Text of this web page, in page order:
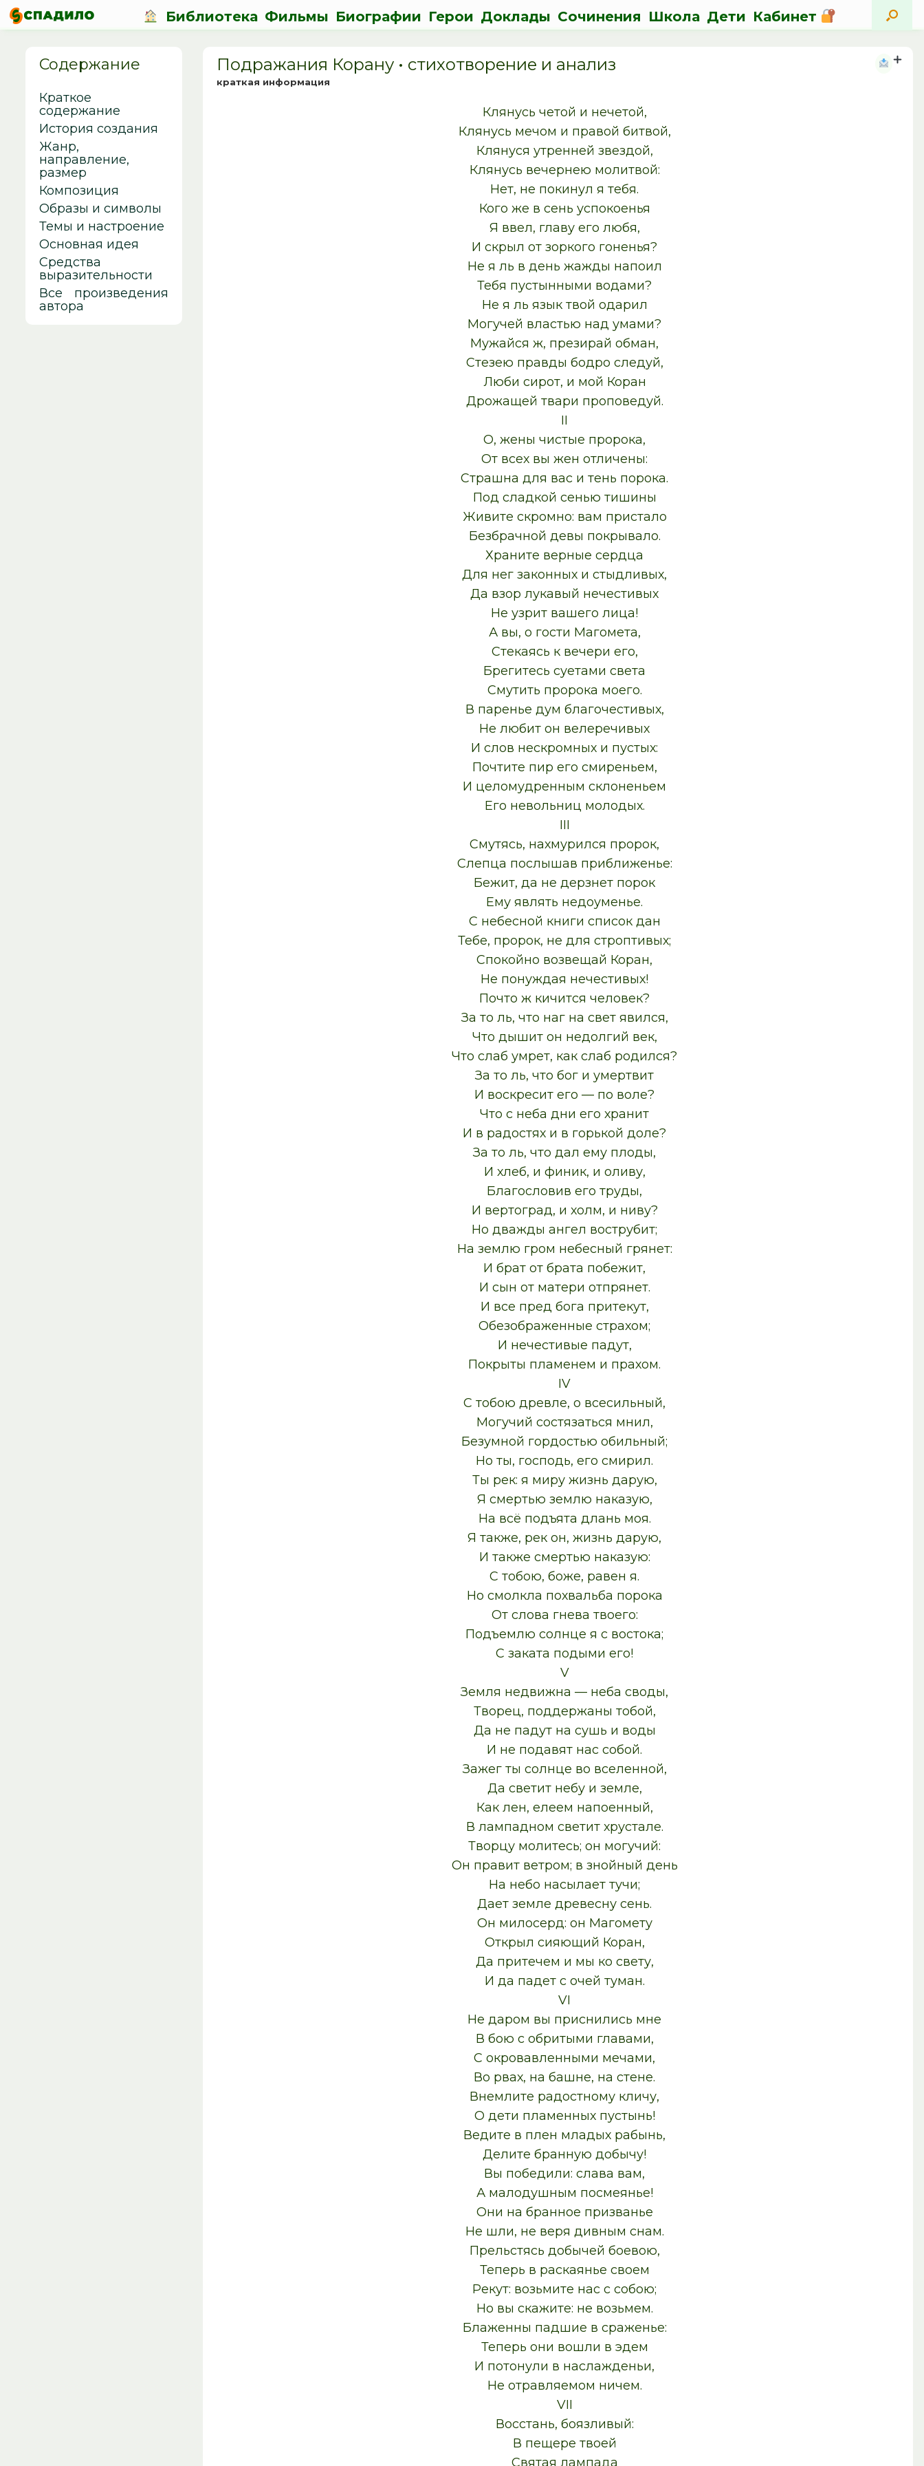
Библиотека Фильмы Биографии Герои Доклады Сочинения Школа Дети Кабинет
Подражания Корану • cтихотворение и анализ
краткая информация
Клянусь четой и нечетой,
Клянусь мечом и правой битвой,
Клянуся утренней звездой,
Клянусь вечернею молитвой:
Нет, не покинул я тебя.
Кого же в сень успокоенья
Я ввел, главу его любя,
И скрыл от зоркого гоненья?
Не я ль в день жажды напоил
Тебя пустынными водами?
Не я ль язык твой одарил
Могучей властью над умами?
Мужайся ж, презирай обман,
Стезею правды бодро следуй,
Люби сирот, и мой Коран
Дрожащей твари проповедуй.
II
О, жены чистые пророка,
От всех вы жен отличены:
Страшна для вас и тень порока.
Под сладкой сенью тишины
Живите скромно: вам пристало
Безбрачной девы покрывало.
Храните верные сердца
Для нег законных и стыдливых,
Да взор лукавый нечестивых
Не узрит вашего лица!
А вы, о гости Магомета,
Стекаясь к вечери его,
Брегитесь суетами света
Смутить пророка моего.
В паренье дум благочестивых,
Не любит он велеречивых
И слов нескромных и пустых:
Почтите пир его смиреньем,
И целомудренным склоненьем
Его невольниц молодых.
III
Смутясь, нахмурился пророк,
Слепца послышав приближенье:
Бежит, да не дерзнет порок
Ему являть недоуменье.
С небесной книги список дан
Тебе, пророк, не для строптивых;
Спокойно возвещай Коран,
Не понуждая нечестивых!
Почто ж кичится человек?
За то ль, что наг на свет явился,
Что дышит он недолгий век,
Что слаб умрет, как слаб родился?
За то ль, что бог и умертвит
И воскресит его — по воле?
Что с неба дни его хранит
И в радостях и в горькой доле?
За то ль, что дал ему плоды,
И хлеб, и финик, и оливу,
Благословив его труды,
И вертоград, и холм, и ниву?
Но дважды ангел вострубит;
На землю гром небесный грянет:
И брат от брата побежит,
И сын от матери отпрянет.
И все пред бога притекут,
Обезображенные страхом;
И нечестивые падут,
Покрыты пламенем и прахом.
IV
С тобою древле, о всесильный,
Могучий состязаться мнил,
Безумной гордостью обильный;
Но ты, господь, его смирил.
Ты рек: я миру жизнь дарую,
Я смертью землю наказую,
На всё подъята длань моя.
Я также, рек он, жизнь дарую,
И также смертью наказую:
С тобою, боже, равен я.
Но смолкла похвальба порока
От слова гнева твоего:
Подъемлю солнце я с востока;
С заката подыми его!
V
Земля недвижна — неба своды,
Творец, поддержаны тобой,
Да не падут на сушь и воды
И не подавят нас собой.
Зажег ты солнце во вселенной,
Да светит небу и земле,
Как лен, елеем напоенный,
В лампадном светит хрустале.
Творцу молитесь; он могучий:
Он правит ветром; в знойный день
На небо насылает тучи;
Дает земле древесну сень.
Он милосерд: он Магомету
Открыл сияющий Коран,
Да притечем и мы ко свету,
И да падет с очей туман.
VI
Не даром вы приснились мне
В бою с обритыми главами,
С окровавленными мечами,
Во рвах, на башне, на стене.
Внемлите радостному кличу,
О дети пламенных пустынь!
Ведите в плен младых рабынь,
Делите бранную добычу!
Вы победили: слава вам,
А малодушным посмеянье!
Они на бранное призванье
Не шли, не веря дивным снам.
Прельстясь добычей боевою,
Теперь в раскаянье своем
Рекут: возьмите нас с собою;
Но вы скажите: не возьмем.
Блаженны падшие в сраженье:
Теперь они вошли в эдем
И потонули в наслажденьи,
Не отравляемом ничем.
VII
Восстань, боязливый:
В пещере твоей
Святая лампада
Содержание
Краткое
содержание
История создания
Жанр,
направление,
размер
Композиция
Образы и символы
Темы и настроение
Основная идея
Средства
выразительности
Все произведения
автора